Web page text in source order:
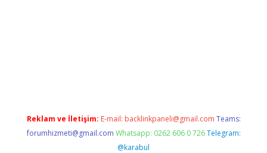
Reklam ve İletişim: E-mail: backlinkpaneli@gmail.com Teams:
forumhizmeti@gmail.com Whatsapp: 0262 606 0 726 Telegram:
@karabul